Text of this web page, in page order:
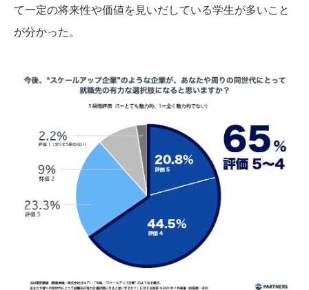
て一定の将来性や価値を見いだしている学生が多いこと
が分かった。